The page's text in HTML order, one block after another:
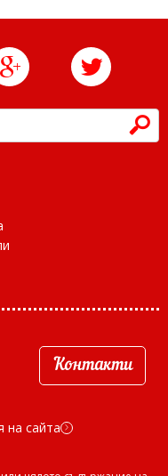
h
Контакти
на сайта d